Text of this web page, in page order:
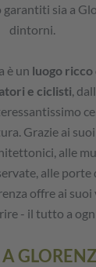
sia a
dintorni.
è un luogo
e ciclisti,
Grazie ai
alle
alle porte
offre ai
- il tutto a